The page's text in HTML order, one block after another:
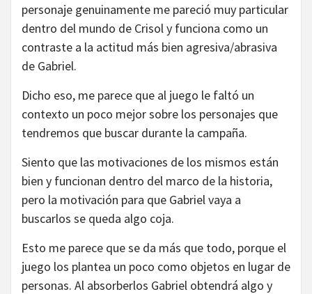
personaje genuinamente me pareció muy particular
dentro del mundo de Crisol y funciona como un
contraste a la actitud más bien agresiva/abrasiva
de Gabriel.
Dicho eso, me parece que al juego le faltó un
contexto un poco mejor sobre los personajes que
tendremos que buscar durante la campaña.
Siento que las motivaciones de los mismos están
bien y funcionan dentro del marco de la historia,
pero la motivación para que Gabriel vaya a
buscarlos se queda algo coja.
Esto me parece que se da más que todo, porque el
juego los plantea un poco como objetos en lugar de
personas. Al absorberlos Gabriel obtendrá algo y